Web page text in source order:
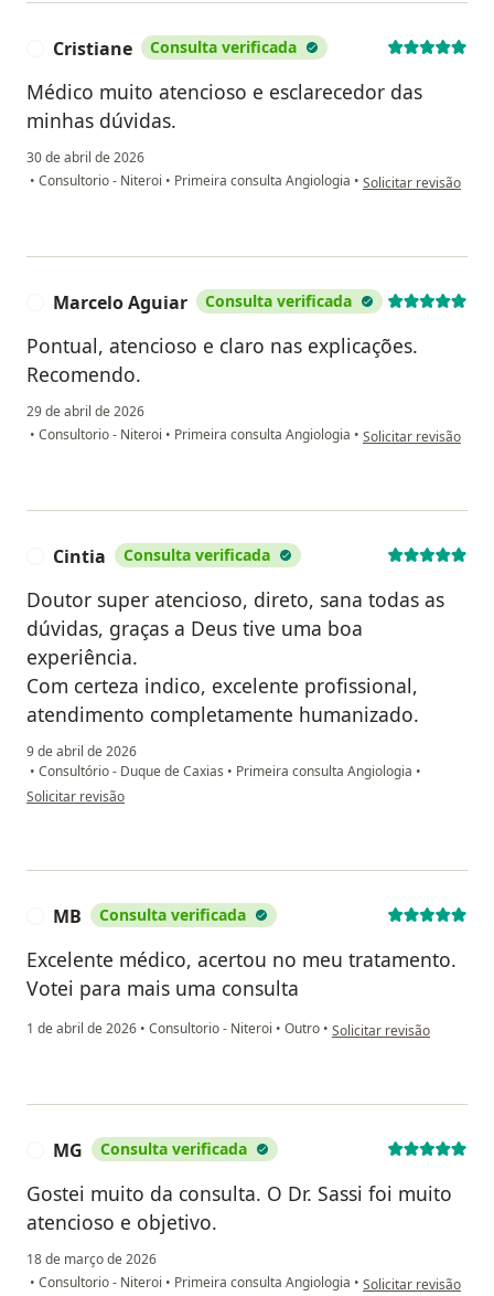
Cristiane Consulta verificada
Médico muito atencioso e esclarecedor das
minhas dúvidas.
30 de abril de 2026
• Consultorio - Niteroi • Primeira consulta Angiologia • na opinião do
Solicitar revisão
Marcelo Aguiar Consulta verificada
Pontual, atencioso e claro nas explicações.
Recomendo.
29 de abril de 2026
• Consultorio - Niteroi • Primeira consulta Angiologia • na opinião do
Solicitar revisão
Cintia Consulta verificada
Doutor super atencioso, direto, sana todas as
dúvidas, graças a Deus tive uma boa
experiência.
Com certeza indico, excelente profissional,
atendimento completamente humanizado.
9 de abril de 2026
• Consultório - Duque de Caxias • Primeira consulta Angiologia •
na opinião do utilizador Cintia
Solicitar revisão
MB Consulta verificada
Excelente médico, acertou no meu tratamento.
Votei para mais uma consulta
1 de abril de 2026 • Consultorio - Niteroi • Outro • na opinião do utilizador
Solicitar revisão
MG Consulta verificada
Gostei muito da consulta. O Dr. Sassi foi muito
atencioso e objetivo.
18 de março de 2026
• Consultorio - Niteroi • Primeira consulta Angiologia • na opinião do
Solicitar revisão